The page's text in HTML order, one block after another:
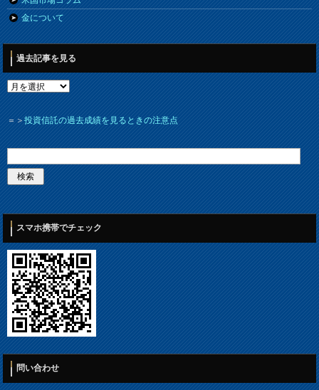
金について
過去記事を見る
＝＞投資信託の過去成績を見るときの注意点
スマホ携帯でチェック
問い合わせ